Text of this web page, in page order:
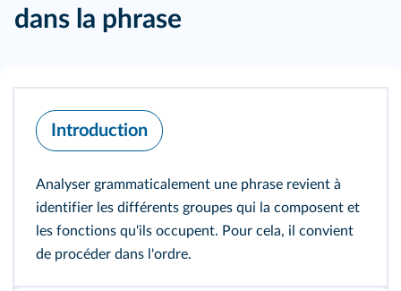
dans la phrase
Introduction
Analyser grammaticalement une phrase revient à
identifier les différents groupes qui la composent et
les fonctions qu'ils occupent. Pour cela, il convient
de procéder dans l'ordre.